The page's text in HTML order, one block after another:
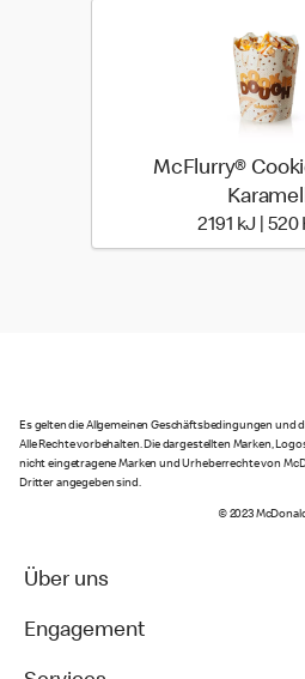
McFlurry®
Karamell
2191 kJ | 520
Es gelten die Allgemeinen Geschäftsbedingungen und
Alle Rechte vorbehalten. Die dargestellten Marken,
nicht eingetragene Marken und Urheberrechte von
Dritter angegeben sind.
© 2023
Über uns
Engagement